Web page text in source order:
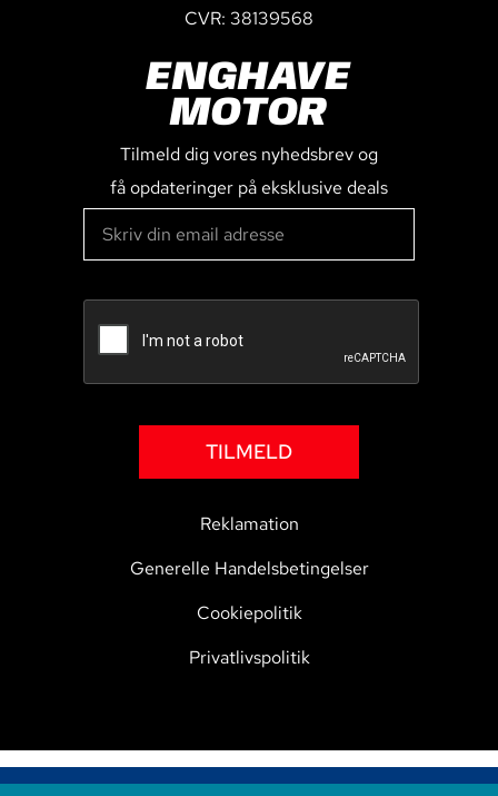
CVR: 38139568
ENGHAVE
MOTOR
Tilmeld dig vores nyhedsbrev og
få opdateringer på eksklusive deals
TILMELD
Reklamation
Generelle Handelsbetingelser
Cookiepolitik
Privatlivspolitik